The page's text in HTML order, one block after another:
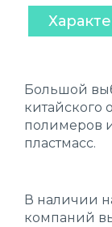
Большой
китайского
полимеров
пластмасс.
В наличии
компаний